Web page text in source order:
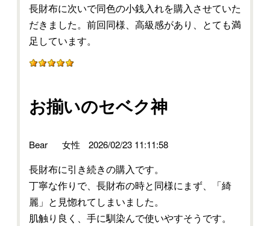
長財布に次いで同色の小銭入れを購入させていた
だきました。前回同様、高級感があり、とても満
足しています。
お揃いのセベク神
Bear 女性 2026/02/23 11:11:58
長財布に引き続きの購入です。
丁寧な作りで、長財布の時と同様にまず、「綺
麗」と見惚れてしまいました。
肌触り良く、手に馴染んで使いやすそうです。